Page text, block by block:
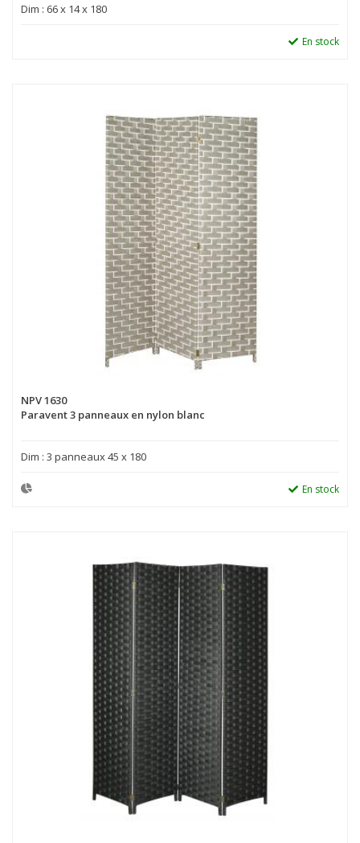
Dim : 66 x 14 x 180
En stock
NPV 1630
Paravent 3 panneaux en nylon blanc
Dim : 3 panneaux 45 x 180
En stock